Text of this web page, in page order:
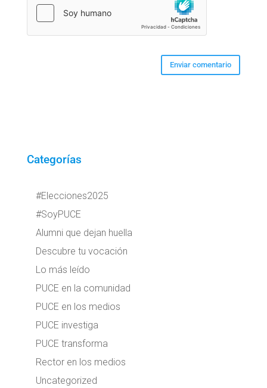
Categorías
#Elecciones2025
#SoyPUCE
Alumni que dejan huella
Descubre tu vocación
Lo más leído
PUCE en la comunidad
PUCE en los medios
PUCE investiga
PUCE transforma
Rector en los medios
Uncategorized